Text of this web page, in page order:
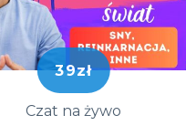
39zł
Czat na żywo